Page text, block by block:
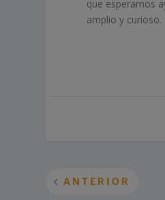
que esperamos
amplio y curioso.
ANTERIOR